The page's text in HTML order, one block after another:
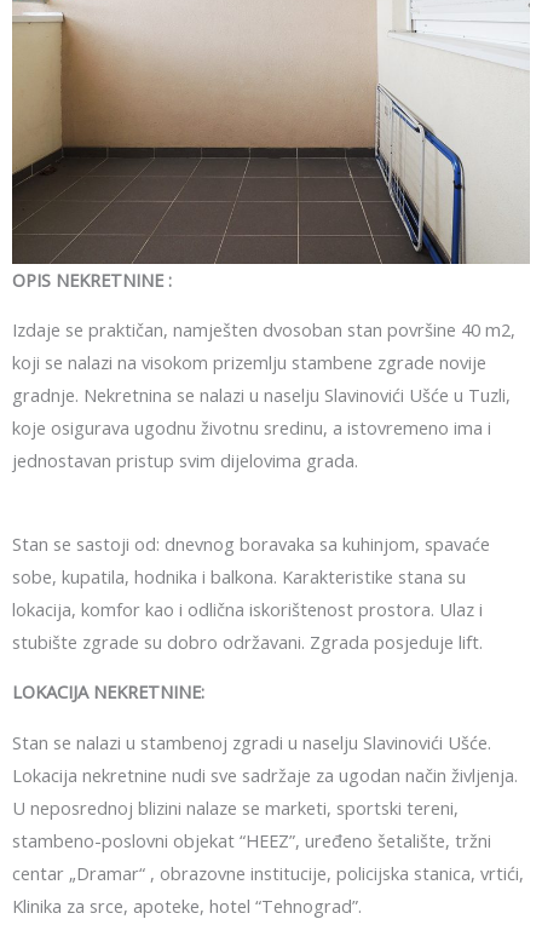
OPIS NEKRETNINE :
Izdaje se praktičan, namješten dvosoban stan površine 40 m2,
koji se nalazi na visokom prizemlju stambene zgrade novije
gradnje. Nekretnina se nalazi u naselju Slavinovići Ušće u Tuzli,
koje osigurava ugodnu životnu sredinu, a istovremeno ima i
jednostavan pristup svim dijelovima grada.
Stan se sastoji od: dnevnog boravaka sa kuhinjom, spavaće
sobe, kupatila, hodnika i balkona. Karakteristike stana su
lokacija, komfor kao i odlična iskorištenost prostora. Ulaz i
stubište zgrade su dobro održavani. Zgrada posjeduje lift.
LOKACIJA NEKRETNINE:
Stan se nalazi u stambenoj zgradi u naselju Slavinovići Ušće.
Lokacija nekretnine nudi sve sadržaje za ugodan način življenja.
U neposrednoj blizini nalaze se marketi, sportski tereni,
stambeno-poslovni objekat “HEEZ”, uređeno šetalište, tržni
centar „Dramar“ , obrazovne institucije, policijska stanica, vrtići,
Klinika za srce, apoteke, hotel “Tehnograd”.